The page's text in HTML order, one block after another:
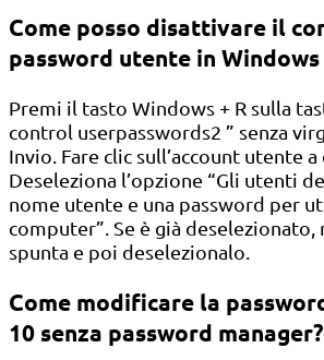
Come posso disattivare il
password utente in Windows
Premi il tasto Windows + R sulla
control userpasswords2 ” senza
Invio. Fare clic sull’account utente a
Deseleziona l’opzione “Gli utenti
nome utente e una password per
computer”. Se è già
spunta e poi deselezionalo.
Come modificare la
10 senza password manager?